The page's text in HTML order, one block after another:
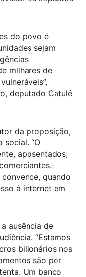
do povo é
sejam
milhares de
deputado Catulé
da proposição,
social. “O
aposentados,
quando
à internet em
ausência de
“Estamos
bilionários nos
são por
Um banco